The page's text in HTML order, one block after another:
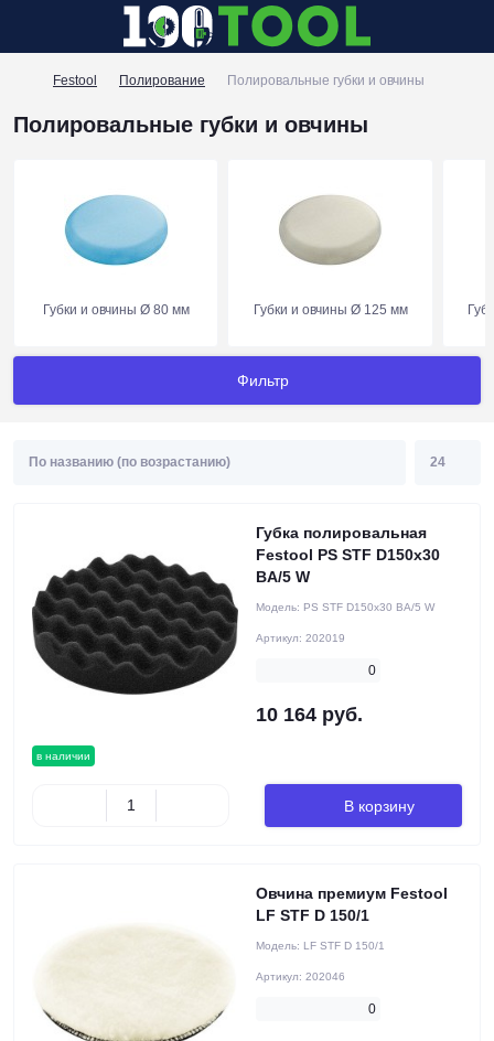
Festool Полирование Полировальные губки и овчины
Полировальные губки и овчины
Губки и овчины Ø 80 мм Губки и овчины Ø 125 мм
Фильтр
в наличии
Губка полировальная
Festool PS STF D150x30
BA/5 W
Модель: PS STF D150x30 BA/5 W
Артикул: 202019
0
10 164 руб.
В корзину
Овчина премиум Festool
LF STF D 150/1
Модель: LF STF D 150/1
Артикул: 202046
0